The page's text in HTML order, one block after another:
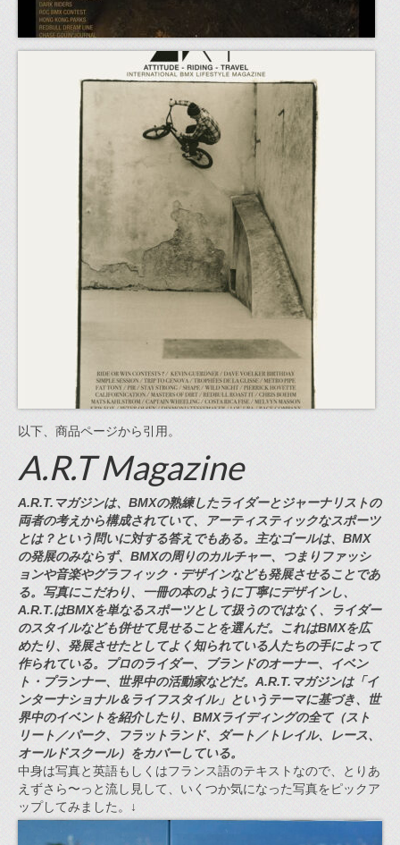
以下、商品ページから引用。
A.R.T Magazine
A.R.T.マガジンは、BMXの熟練したライダーとジャーナリストの
両者の考えから構成されていて、アーティスティックなスポーツ
とは？という問いに対する答えでもある。主なゴールは、BMX
の発展のみならず、BMXの周りのカルチャー、つまりファッシ
ョンや音楽やグラフィック・デザインなども発展させることであ
る。写真にこだわり、一冊の本のように丁寧にデザインし、
A.R.T.はBMXを単なるスポーツとして扱うのではなく、ライダー
のスタイルなども併せて見せることを選んだ。これはBMXを広
めたり、発展させたとしてよく知られている人たちの手によって
作られている。プロのライダー、ブランドのオーナー、イベン
ト・プランナー、世界中の活動家などだ。A.R.T.マガジンは「イ
ンターナショナル＆ライフスタイル」というテーマに基づき、世
界中のイベントを紹介したり、BMXライディングの全て（スト
リート／パーク、フラットランド、ダート／トレイル、レース、
オールドスクール）をカバーしている。
中身は写真と英語もしくはフランス語のテキストなので、とりあ
えずさら〜っと流し見して、いくつか気になった写真をピックア
ップしてみました。↓